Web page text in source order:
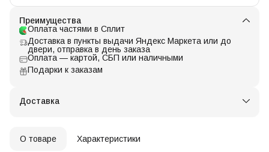
Преимущества
Оплата частями в Сплит
Доставка в пункты выдачи Яндекс Маркета или до
двери, отправка в день заказа
Оплата — картой, СБП или наличными
Подарки к заказам
Доставка
О товаре Характеристики